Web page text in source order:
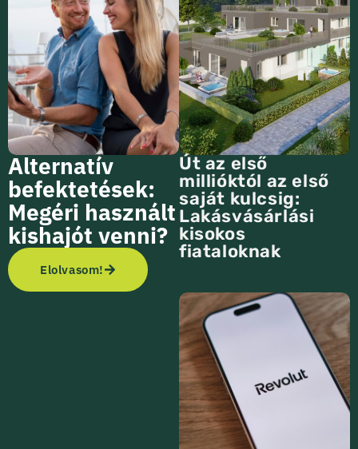
Alternatív
befektetések:
Megéri használt
kishajót venni?
Elolvasom!
Út az első
millióktól az első
saját kulcsig:
Lakásvásárlási
kisokos
fiataloknak